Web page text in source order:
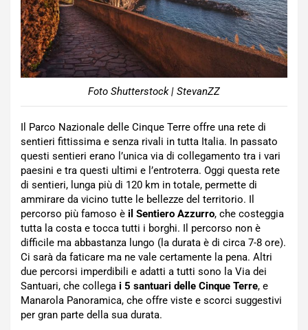
Foto Shutterstock | StevanZZ
Il Parco Nazionale delle Cinque Terre offre una rete di
sentieri fittissima e senza rivali in tutta Italia. In passato
questi sentieri erano l’unica via di collegamento tra i vari
paesini e tra questi ultimi e l’entroterra. Oggi questa rete
di sentieri, lunga più di 120 km in totale, permette di
ammirare da vicino tutte le bellezze del territorio. Il
percorso più famoso è il Sentiero Azzurro, che costeggia
tutta la costa e tocca tutti i borghi. Il percorso non è
difficile ma abbastanza lungo (la durata è di circa 7-8 ore).
Ci sarà da faticare ma ne vale certamente la pena. Altri
due percorsi imperdibili e adatti a tutti sono la Via dei
Santuari, che collega i 5 santuari delle Cinque Terre, e
Manarola Panoramica, che offre viste e scorci suggestivi
per gran parte della sua durata.